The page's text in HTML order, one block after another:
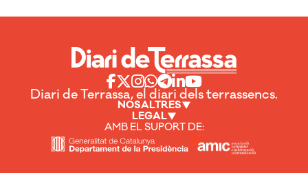
Diari de Terrassa, el diari dels terrassencs.
NOSALTRES
LEGAL
AMB EL SUPORT DE: